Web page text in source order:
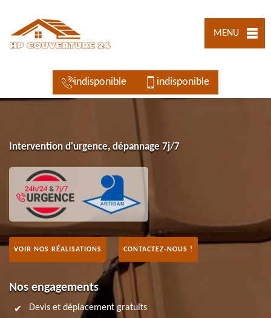
MENU
indisponible indisponible
Intervention d'urgence, dépannage 7j/7
VOIR NOS RÉALISATIONS CONTACTEZ-NOUS !
Nos engagements
Devis et déplacement gratuits